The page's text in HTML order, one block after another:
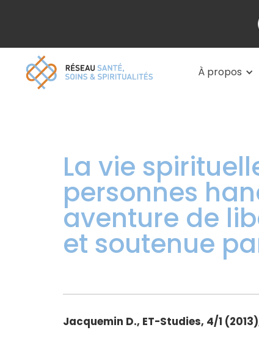
À propos
La vie
personnes
aventure de
et soutenue
Jacquemin D., ET-Studies, 4/1